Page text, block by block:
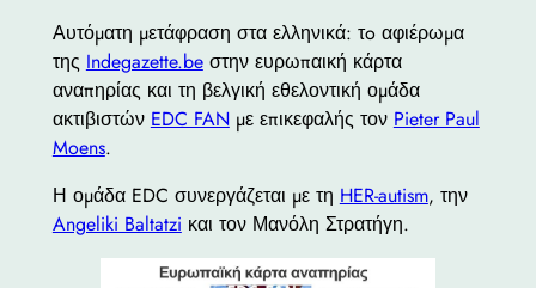
Αυτόματη μετάφραση στα ελληνικά: τo αφιέρωμα
της Indegazette.beστην ευρωπαική κάρτα
αναπηρίας και τη βελγική εθελοντική ομάδα
ακτιβιστών EDC FANμε επικεφαλής τον Pieter Paul
Moens.
Η ομάδα EDC συνεργάζεται με τη HER-autism, την
Angeliki Baltatzi και τον Μανόλη Στρατήγη.